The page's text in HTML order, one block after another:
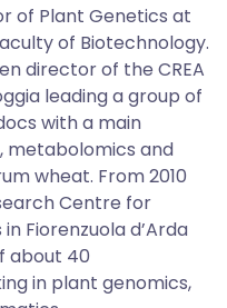
of Plant Genetics at
of Biotechnology.
director of the CREA
leading a group of
with a main
metabolomics and
wheat. From 2010
Centre for
Fiorenzuola d’Arda
about 40
in plant genomics,